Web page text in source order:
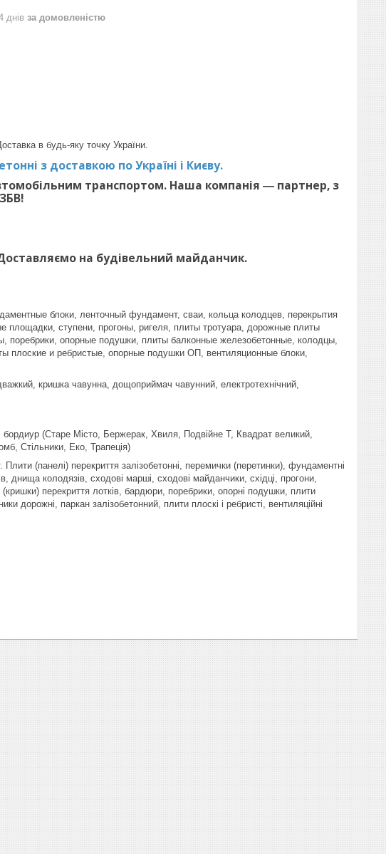
днів за домовленістю
в будь-яку точку України.
з доставкою по Україні і Києву.
транспортом. Наша компанія ― партнер, з
на будівельний майданчик.
блоки, ленточный фундамент, сваи, кольца колодцев, перекрытия
ступени, прогоны, ригеля, плиты тротуара, дорожные плиты
поребрики, опорные подушки, плиты балконные железобетонные, колодцы,
плоские и ребристые, опорные подушки ОП, вентиляционные блоки,
кришка чавунна, дощоприймач чавунний, електротехнічний,
(Старе Місто, Бержерак, Хвиля, Подвійне Т, Квадрат великий,
Стільники, Еко, Трапеція)
(панелі) перекриття залізобетонні, перемички (перетинки), фундаментні
днища колодязів, сходові марші, сходові майданчики, східці, прогони,
перекриття лотків, бардюри, поребрики, опорні подушки, плити
дорожні, паркан залізобетонний, плити плоскі і ребристі, вентиляційні